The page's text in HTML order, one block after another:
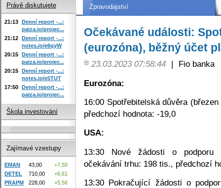
Zpravodajství
Očekávané události:
(eurozóna), běžný účet
23.03.2023 07:58:44 |
Fio banka
Eurozóna:
16:00 Spotřebitelská důvěra
předchozí hodnota: -19,0
USA:
13:30 Nové žádosti o podporu
očekávání trhu: 198 tis., předchozí
13:30 Pokračující žádosti o
Právě diskutujete
21:13 Denní report -...:
paiza.io/projec...
21:12 Denní report -...:
notes.io/e6qyW
20:15 Denní report -...:
paiza.io/projec...
20:15 Denní report -...:
notes.io/e5TUT
17:50 Denní report -...:
paiza.io/projec...
Škola investování
Zajímavé vzestupy
EMAN 43,00
+7,50
DETEL
710,00
+6,61
PRAPM
228,00
+5,56